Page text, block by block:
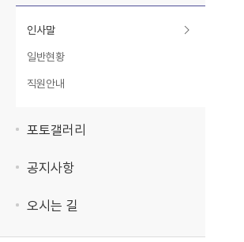
인사말
일반현황
직원안내
포토갤러리
공지사항
오시는 길